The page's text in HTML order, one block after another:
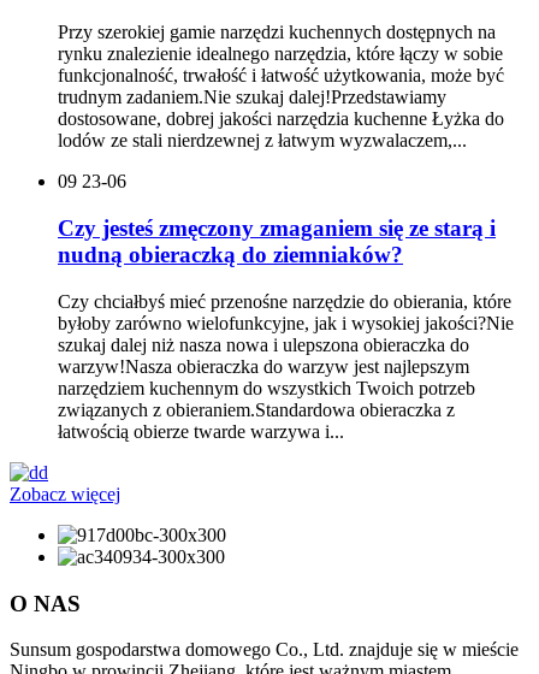
Przy szerokiej gamie narzędzi kuchennych dostępnych na
rynku znalezienie idealnego narzędzia, które łączy w sobie
funkcjonalność, trwałość i łatwość użytkowania, może być
trudnym zadaniem.Nie szukaj dalej!Przedstawiamy
dostosowane, dobrej jakości narzędzia kuchenne Łyżka do
lodów ze stali nierdzewnej z łatwym wyzwalaczem,...
09 23-06
Czy jesteś zmęczony zmaganiem się ze starą i
nudną obieraczką do ziemniaków?
Czy chciałbyś mieć przenośne narzędzie do obierania, które
byłoby zarówno wielofunkcyjne, jak i wysokiej jakości?Nie
szukaj dalej niż nasza nowa i ulepszona obieraczka do
warzyw!Nasza obieraczka do warzyw jest najlepszym
narzędziem kuchennym do wszystkich Twoich potrzeb
związanych z obieraniem.Standardowa obieraczka z
łatwością obierze twarde warzywa i...
Zobacz więcej
O NAS
Sunsum gospodarstwa domowego Co., Ltd. znajduje się w mieście